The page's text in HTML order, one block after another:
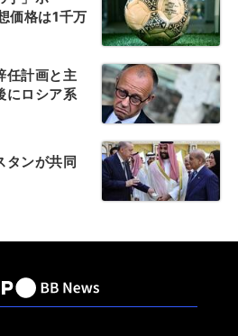
価格は1千万
任計画と主
にロシア系
タンが共同